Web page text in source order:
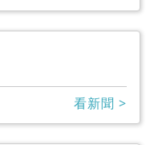
看新聞 >